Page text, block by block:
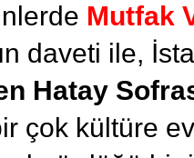
Mutfak
daveti ile,
Hatay
çok kültüre